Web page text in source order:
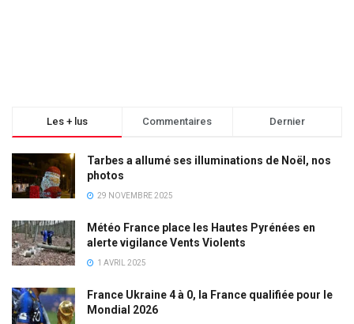
Les + lus Commentaires Dernier
Tarbes a allumé ses illuminations de Noël, nos
photos
29 NOVEMBRE 2025
Météo France place les Hautes Pyrénées en
alerte vigilance Vents Violents
1 AVRIL 2025
France Ukraine 4 à 0, la France qualifiée pour le
Mondial 2026